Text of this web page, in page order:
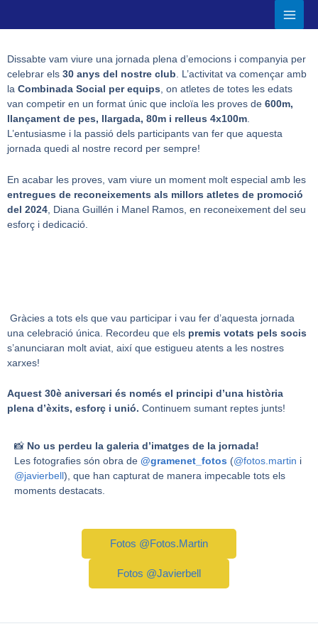
al
Main
Dissabte vam viure una jornada plena d’emocions i companyia per
celebrar els 30 anys del nostre club. L’activitat va començar amb
la Combinada Social per equips, on atletes de totes les edats
van competir en un format únic que incloïa les proves de 600m,
llançament de pes, llargada, 80m i relleus 4x100m.
L’entusiasme i la passió dels participants van fer que aquesta
jornada quedi al nostre record per sempre!
En acabar les proves, vam viure un moment molt especial amb les
entregues de reconeixements als millors atletes de promoció
del 2024 , Diana Guillén i Manel Ramos, en reconeixement del seu
esforç i dedicació.
Gràcies a tots els que vau participar i vau fer d’aquesta jornada
una celebració única. Recordeu que els premis votats pels socis
s’anunciaran molt aviat, així que estigueu atents a les nostres
xarxes!
Aquest 30è aniversari és només el principi d’una història
plena d’èxits, esforç i unió. Continuem sumant reptes junts!
📸 No us perdeu la galeria d’imatges de la jornada!
Les fotografies són obra de @gramenet_fotos (@fotos.martin i
@javierbell), que han capturat de manera impecable tots els
moments destacats.
Fotos @fotos.martin
Fotos @javierbell